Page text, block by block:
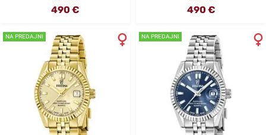
490 € 490 €
NA PREDAJNI NA PREDAJNI